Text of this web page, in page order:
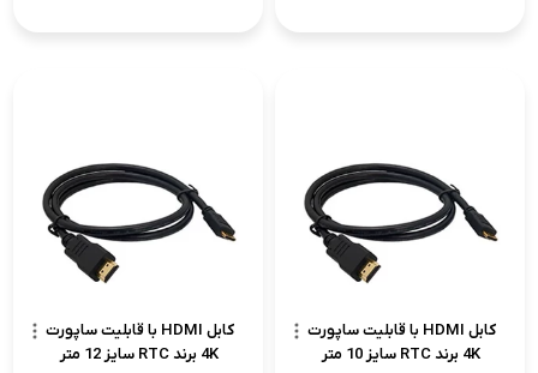
کابل HDMI با قابلیت ساپورت
4K برند RTC سایز 10 متر
کابل HDMI با قابلیت ساپورت
4K برند RTC سایز 12 متر